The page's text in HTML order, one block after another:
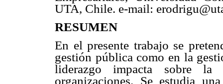
UTA, Chile. e-mail:
RESUMEN
En el presente trabajo se
gestión pública como en la
liderazgo impacta sobre
organizaciones. Se estudia